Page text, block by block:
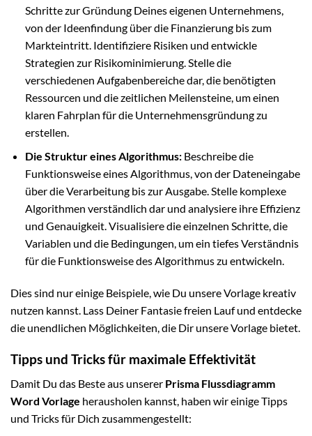
Schritte zur Gründung Deines eigenen Unternehmens,
von der Ideenfindung über die Finanzierung bis zum
Markteintritt. Identifiziere Risiken und entwickle
Strategien zur Risikominimierung. Stelle die
verschiedenen Aufgabenbereiche dar, die benötigten
Ressourcen und die zeitlichen Meilensteine, um einen
klaren Fahrplan für die Unternehmensgründung zu
erstellen.
Die Struktur eines Algorithmus:Beschreibe die
Funktionsweise eines Algorithmus, von der Dateneingabe
über die Verarbeitung bis zur Ausgabe. Stelle komplexe
Algorithmen verständlich dar und analysiere ihre Effizienz
und Genauigkeit. Visualisiere die einzelnen Schritte, die
Variablen und die Bedingungen, um ein tiefes Verständnis
für die Funktionsweise des Algorithmus zu entwickeln.
Dies sind nur einige Beispiele, wie Du unsere Vorlage kreativ
nutzen kannst. Lass Deiner Fantasie freien Lauf und entdecke
die unendlichen Möglichkeiten, die Dir unsere Vorlage bietet.
Tipps und Tricks für maximale Effektivität
Damit Du das Beste aus unserer Prisma Flussdiagramm
Word Vorlage herausholen kannst, haben wir einige Tipps
und Tricks für Dich zusammengestellt: